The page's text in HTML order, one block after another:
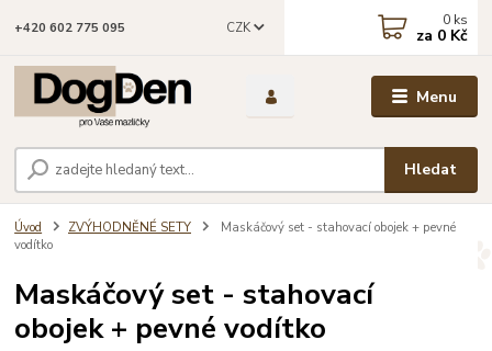
Menu
CZK
Hledat
+420 602 775 095 0 ks
za 0 Kč
Úvod ZVÝHODNĚNÉ SETY
Maskáčový set - stahovací obojek + pevné
vodítko
Maskáčový set - stahovací
obojek + pevné vodítko